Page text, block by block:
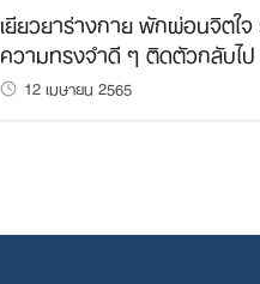
เยียวยาร่างกาย พักผ่อนจิตใ
ความทรงจำดี ๆ ติดตัวกลับไป
12 เมษายน 2565